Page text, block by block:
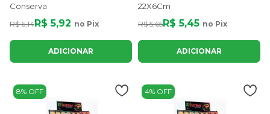
Conserva
R$ 6,14R$ 5,92 no Pix
ADICIONAR
22X6Cm
R$ 5,65R$ 5,45 no Pix
ADICIONAR
8% OFF 4% OFF